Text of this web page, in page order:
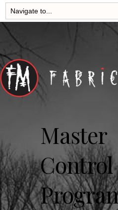
Master
Control